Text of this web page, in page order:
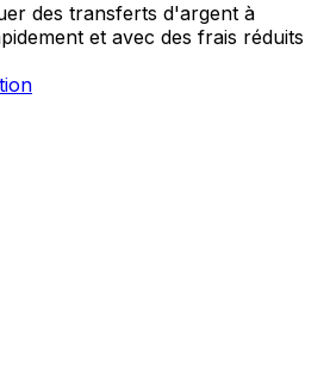
des transferts d'argent à
et avec des frais réduits